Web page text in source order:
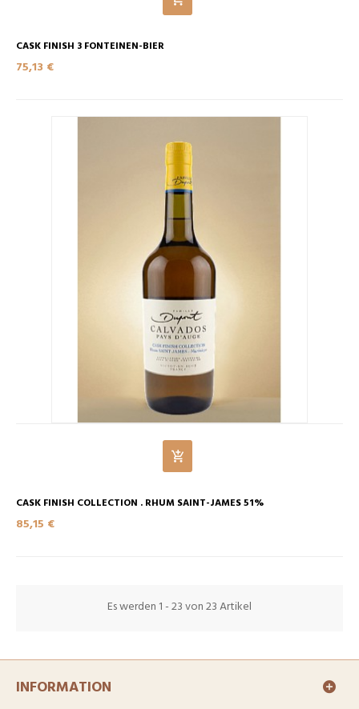
CASK FINISH 3 FONTEINEN-BIER
75,13 €
CASK FINISH COLLECTION . RHUM SAINT-JAMES 51%
85,15 €
Es werden 1 - 23 von 23 Artikel
INFORMATION